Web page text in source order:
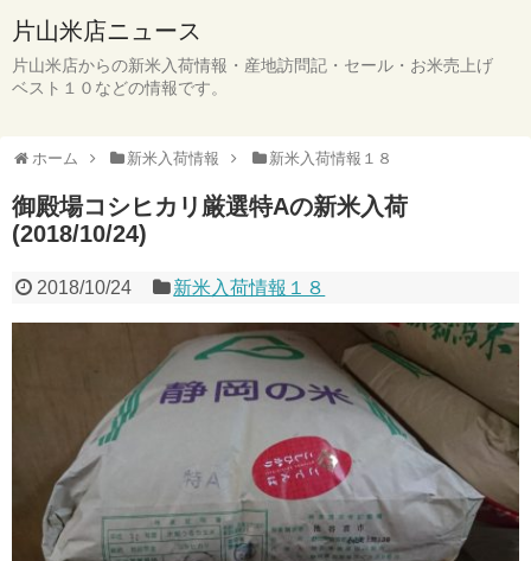
片山米店ニュース
片山米店からの新米入荷情報・産地訪問記・セール・お米売上げ
ベスト１０などの情報です。
ホーム 新米入荷情報 新米入荷情報１８
御殿場コシヒカリ厳選特Aの新米入荷
(2018/10/24)
2018/10/24 新米入荷情報１８